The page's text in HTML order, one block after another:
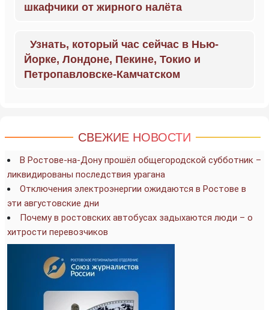
шкафчики от жирного налёта
Узнать, который час сейчас в Нью-
Йорке, Лондоне, Пекине, Токио и
Петропавловске-Камчатском
СВЕЖИЕ НОВОСТИ
В Ростове-на-Дону прошёл общегородской субботник –
ликвидированы последствия урагана
Отключения электроэнергии ожидаются в Ростове в
эти августовские дни
Почему в ростовских автобусах задыхаются люди – о
хитрости перевозчиков